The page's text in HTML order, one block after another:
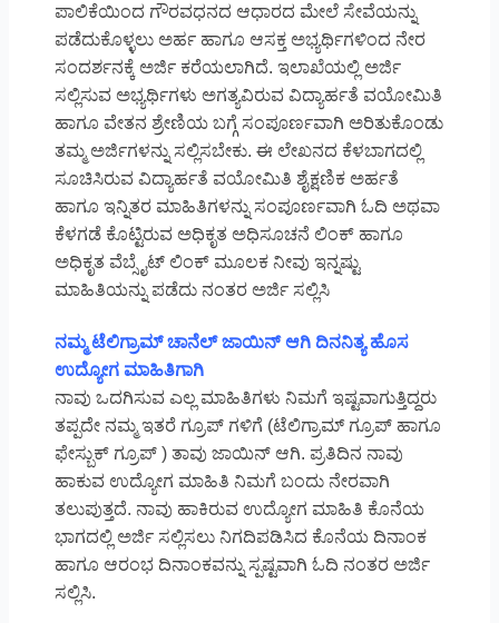
ಪಾಲಿಕೆಯಿಂದ ಗೌರವಧನದ ಆಧಾರದ ಮೇಲೆ ಸೇವೆಯನ್ನು
ಪಡೆದುಕೊಳ್ಳಲು ಅರ್ಹ ಹಾಗೂ ಆಸಕ್ತ ಅಭ್ಯರ್ಥಿಗಳಿಂದ ನೇರ
ಸಂದರ್ಶನಕ್ಕೆ ಅರ್ಜಿ ಕರೆಯಲಾಗಿದೆ. ಇಲಾಖೆಯಲ್ಲಿ ಅರ್ಜಿ
ಸಲ್ಲಿಸುವ ಅಭ್ಯರ್ಥಿಗಳು ಅಗತ್ಯವಿರುವ ವಿದ್ಯಾರ್ಹತೆ ವಯೋಮಿತಿ
ಹಾಗೂ ವೇತನ ಶ್ರೇಣಿಯ ಬಗ್ಗೆ ಸಂಪೂರ್ಣವಾಗಿ ಅರಿತುಕೊಂಡು
ತಮ್ಮ ಅರ್ಜಿಗಳನ್ನು ಸಲ್ಲಿಸಬೇಕು. ಈ ಲೇಖನದ ಕೆಳಬಾಗದಲ್ಲಿ
ಸೂಚಿಸಿರುವ ವಿದ್ಯಾರ್ಹತೆ ವಯೋಮಿತಿ ಶೈಕ್ಷಣಿಕ ಅರ್ಹತೆ
ಹಾಗೂ ಇನ್ನಿತರ ಮಾಹಿತಿಗಳನ್ನು ಸಂಪೂರ್ಣವಾಗಿ ಓದಿ ಅಥವಾ
ಕೆಳಗಡೆ ಕೊಟ್ಟಿರುವ ಅಧಿಕೃತ ಅಧಿಸೂಚನೆ ಲಿಂಕ್ ಹಾಗೂ
ಅಧಿಕೃತ ವೆಬ್ಸೈಟ್ ಲಿಂಕ್ ಮೂಲಕ ನೀವು ಇನ್ನಷ್ಟು
ಮಾಹಿತಿಯನ್ನು ಪಡೆದು ನಂತರ ಅರ್ಜಿ ಸಲ್ಲಿಸಿ
ನಮ್ಮ ಟೆಲಿಗ್ರಾಮ್ ಚಾನೆಲ್ ಜಾಯಿನ್ ಆಗಿ ದಿನನಿತ್ಯ ಹೊಸ
ಉದ್ಯೋಗ ಮಾಹಿತಿಗಾಗಿ
ನಾವು ಒದಗಿಸುವ ಎಲ್ಲ ಮಾಹಿತಿಗಳು ನಿಮಗೆ ಇಷ್ಟವಾಗುತ್ತಿದ್ದರು
ತಪ್ಪದೇ ನಮ್ಮ ಇತರೆ ಗ್ರೂಪ್ ಗಳಿಗೆ (ಟೆಲಿಗ್ರಾಮ್ ಗ್ರೂಪ್ ಹಾಗೂ
ಫೇಸ್ಬುಕ್ ಗ್ರೂಪ್ ) ತಾವು ಜಾಯಿನ್ ಆಗಿ. ಪ್ರತಿದಿನ ನಾವು
ಹಾಕುವ ಉದ್ಯೋಗ ಮಾಹಿತಿ ನಿಮಗೆ ಬಂದು ನೇರವಾಗಿ
ತಲುಪುತ್ತದೆ. ನಾವು ಹಾಕಿರುವ ಉದ್ಯೋಗ ಮಾಹಿತಿ ಕೊನೆಯ
ಭಾಗದಲ್ಲಿ ಅರ್ಜಿ ಸಲ್ಲಿಸಲು ನಿಗದಿಪಡಿಸಿದ ಕೊನೆಯ ದಿನಾಂಕ
ಹಾಗೂ ಆರಂಭ ದಿನಾಂಕವನ್ನು ಸ್ಪಷ್ಟವಾಗಿ ಓದಿ ನಂತರ ಅರ್ಜಿ
ಸಲ್ಲಿಸಿ.